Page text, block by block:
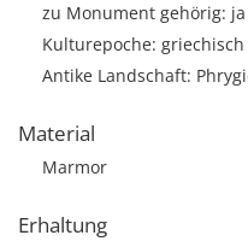
zu Monument gehörig: ja
Kulturepoche: griechisch
Antike Landschaft:
Material
Marmor
Erhaltung